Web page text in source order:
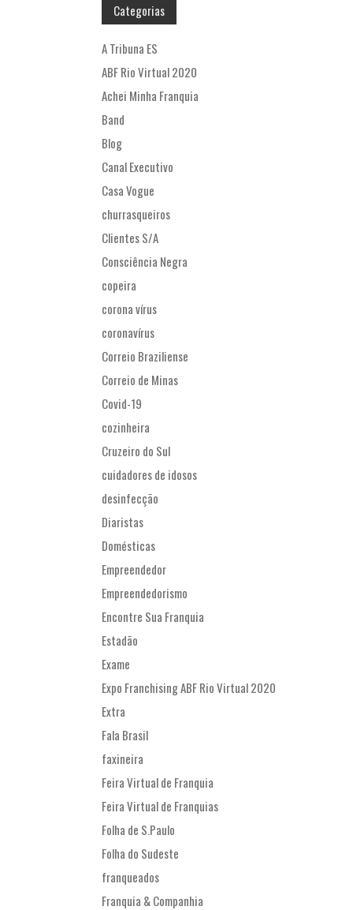
Categorias
A Tribuna ES
ABF Rio Virtual 2020
Achei Minha Franquia
Band
Blog
Canal Executivo
Casa Vogue
churrasqueiros
Clientes S/A
Consciência Negra
copeira
corona vírus
coronavírus
Correio Braziliense
Correio de Minas
Covid-19
cozinheira
Cruzeiro do Sul
cuidadores de idosos
desinfecção
Diaristas
Domésticas
Empreendedor
Empreendedorismo
Encontre Sua Franquia
Estadão
Exame
Expo Franchising ABF Rio Virtual 2020
Extra
Fala Brasil
faxineira
Feira Virtual de Franquia
Feira Virtual de Franquias
Folha de S.Paulo
Folha do Sudeste
franqueados
Franquia & Companhia